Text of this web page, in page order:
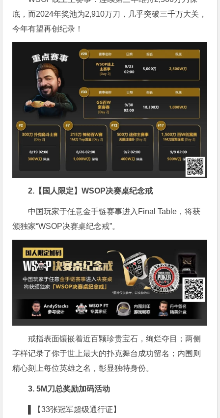
底，而2024年奖池为2,910万刀，几乎突破三千万大关，
今年有望再创纪录！
2.【国人限定】WSOP决赛桌纪念戒
中国玩家于任意金手链赛事进入Final Table，将获
颁独家“WSOP决赛桌纪念戒”。
戒指表面镶嵌着近百颗珍贵宝石，绚烂夺目；两侧
字样记录了你于世上最大的扑克舞台成功留名；内围则
精心刻上每位英雄之名，彰显独特身份。
3. 5M刀总奖励加码活动
▌【33张冠军超级通行证】